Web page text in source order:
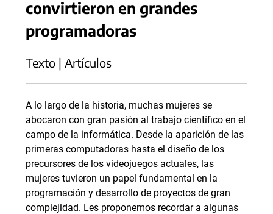
convirtieron en grandes
programadoras
Texto | Artículos
A lo largo de la historia, muchas mujeres se
abocaron con gran pasión al trabajo científico en el
campo de la informática. Desde la aparición de las
primeras computadoras hasta el diseño de los
precursores de los videojuegos actuales, las
mujeres tuvieron un papel fundamental en la
programación y desarrollo de proyectos de gran
complejidad. Les proponemos recordar a algunas